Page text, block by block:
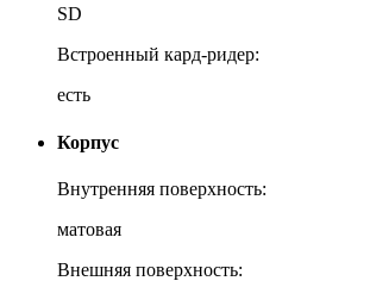
SD
Встроенный кард-ридер:
есть
Корпус
Внутренняя поверхность:
матовая
Внешняя поверхность: